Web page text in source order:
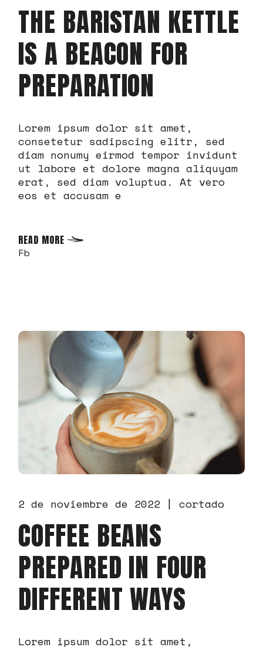
THE BARISTAN KETTLE
IS A BEACON FOR
PREPARATION
Lorem ipsum dolor sit amet,
consetetur sadipscing elitr, sed
diam nonumy eirmod tempor invidunt
ut labore et dolore magna aliquyam
erat, sed diam voluptua. At vero
eos et accusam e
READ MORE
Fb
2 de noviembre de 2022 cortado
COFFEE BEANS
PREPARED IN FOUR
DIFFERENT WAYS
Lorem ipsum dolor sit amet,